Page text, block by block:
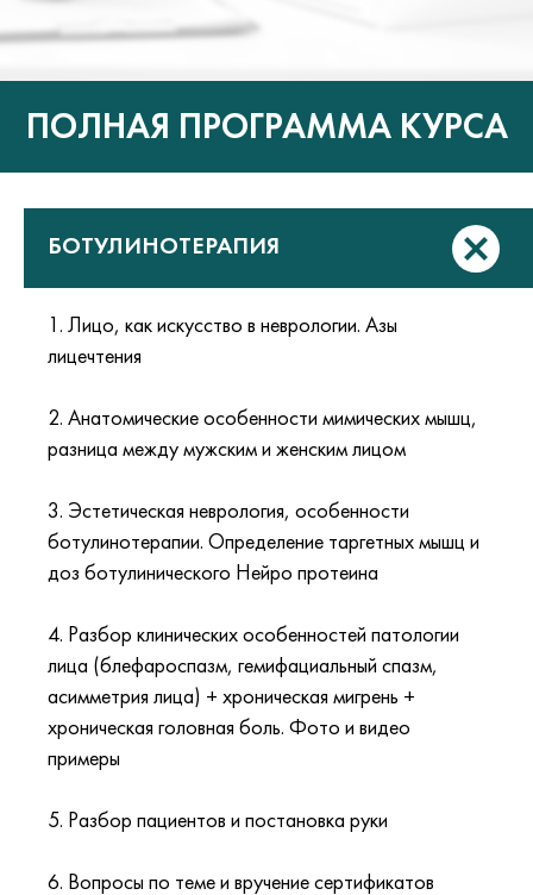
ПОЛНАЯ ПРОГРАММА КУРСА
БОТУЛИНОТЕРАПИЯ
1. Лицо, как искусство в неврологии. Азы
лицечтения
2. Анатомические особенности мимических мышц,
разница между мужским и женским лицом
3. Эстетическая неврология, особенности
ботулинотерапии. Определение таргетных мышц и
доз ботулинического Нейро протеина
4. Разбор клинических особенностей патологии
лица (блефароспазм, гемифациальный спазм,
асимметрия лица) + хроническая мигрень +
хроническая головная боль. Фото и видео
примеры
5. Разбор пациентов и постановка руки
6. Вопросы по теме и вручение сертификатов